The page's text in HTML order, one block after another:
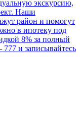
экскурсию,
Наши
район и помогут
в ипотеку под
8% за полный
777 и записывайтесь